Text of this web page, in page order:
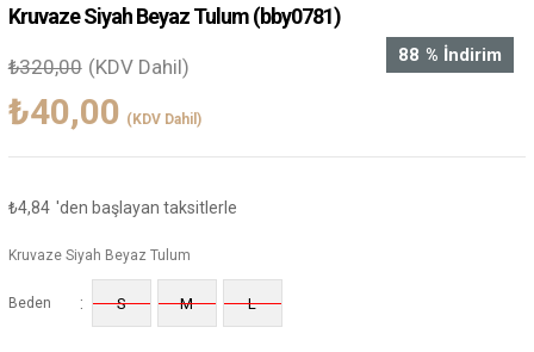
Kruvaze Siyah Beyaz Tulum(bby0781)
%
88 İndirim
₺320,00 (KDV Dahil)
₺40,00 (KDV Dahil)
₺4,84 'den başlayan taksitlerle
Kruvaze Siyah Beyaz Tulum
Beden : S M L